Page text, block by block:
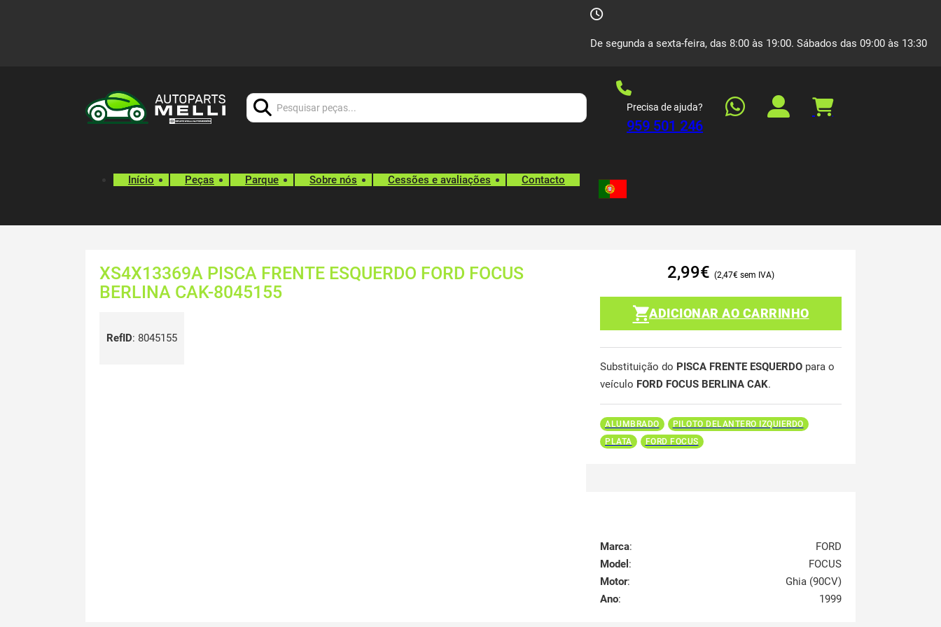
De segunda a sexta-feira, das 8:00 às 19:00. Sábados das 09:00 às 13:30
Precisa de ajuda?
959 501 246
Início Peças Parque Sobre nós Cessões e avaliações Contacto
XS4X13369A PISCA FRENTE ESQUERDO FORD FOCUS
BERLINA CAK-8045155
RefID: 8045155
2,99€ 2,47€
ADICIONAR AO CARRINHO
Substituição do PISCA FRENTE ESQUERDO para o
veículo FORD FOCUS BERLINA CAK.
ALUMBRADO
PILOTO DELANTERO IZQUIERDO
PLATA
FORD FOCUS
Marca:
FORD
Model :
FOCUS
Motor:
Ghia (90CV)
Ano: 1999